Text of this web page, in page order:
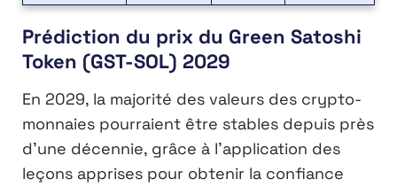
Prédiction du prix du Green Satoshi
Token (GST-SOL) 2029
En 2029, la majorité des valeurs des crypto-
monnaies pourraient être stables depuis près
d’une décennie, grâce à l’application des
leçons apprises pour obtenir la confiance